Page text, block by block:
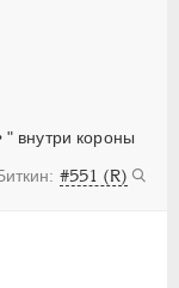
" внутри короны
#551 (R)